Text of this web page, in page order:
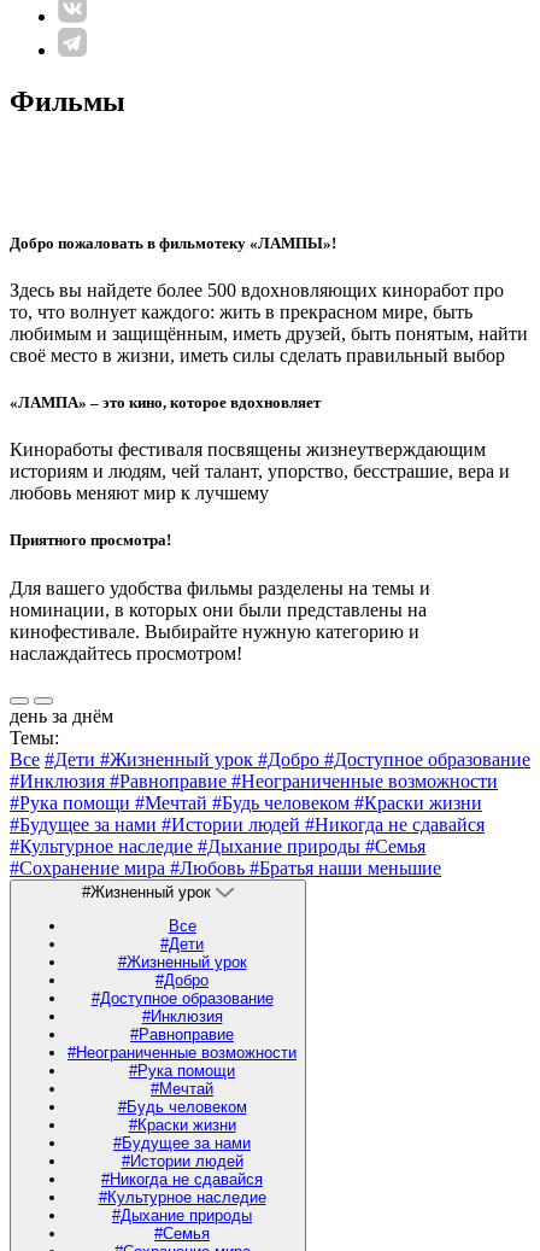
Фильмы
Добро пожаловать в фильмотеку «ЛАМПЫ»!
Здесь вы найдете более 500 вдохновляющих киноработ про
то, что волнует каждого: жить в прекрасном мире, быть
любимым и защищённым, иметь друзей, быть понятым, найти
своё место в жизни, иметь силы сделать правильный выбор
«ЛАМПА» – это кино, которое вдохновляет
Киноработы фестиваля посвящены жизнеутверждающим
историям и людям, чей талант, упорство, бесстрашие, вера и
любовь меняют мир к лучшему
Приятного просмотра!
Для вашего удобства фильмы разделены на темы и
номинации, в которых они были представлены на
кинофестивале. Выбирайте нужную категорию и
наслаждайтесь просмотром!
день за днём
Темы:
Все #Дети #Жизненный урок #Добро #Доступное образование
#Инклюзия #Равноправие #Неограниченные возможности
#Рука помощи #Мечтай #Будь человеком #Краски жизни
#Будущее за нами #Истории людей #Никогда не сдавайся
#Культурное наследие #Дыхание природы #Семья
#Сохранение мира #Любовь #Братья наши меньшие
#Жизненный урок
Все
#Дети
#Жизненный урок
#Добро
#Доступное образование
#Инклюзия
#Равноправие
#Неограниченные возможности
#Рука помощи
#Мечтай
#Будь человеком
#Краски жизни
#Будущее за нами
#Истории людей
#Никогда не сдавайся
#Культурное наследие
#Дыхание природы
#Семья